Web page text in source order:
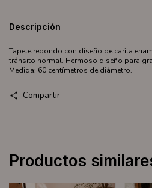
Descripción
Tapete redondo con diseño de carita
tránsito normal. Hermoso diseño para
Medida: 60 centímetros de diámetro.
Compartir
Productos